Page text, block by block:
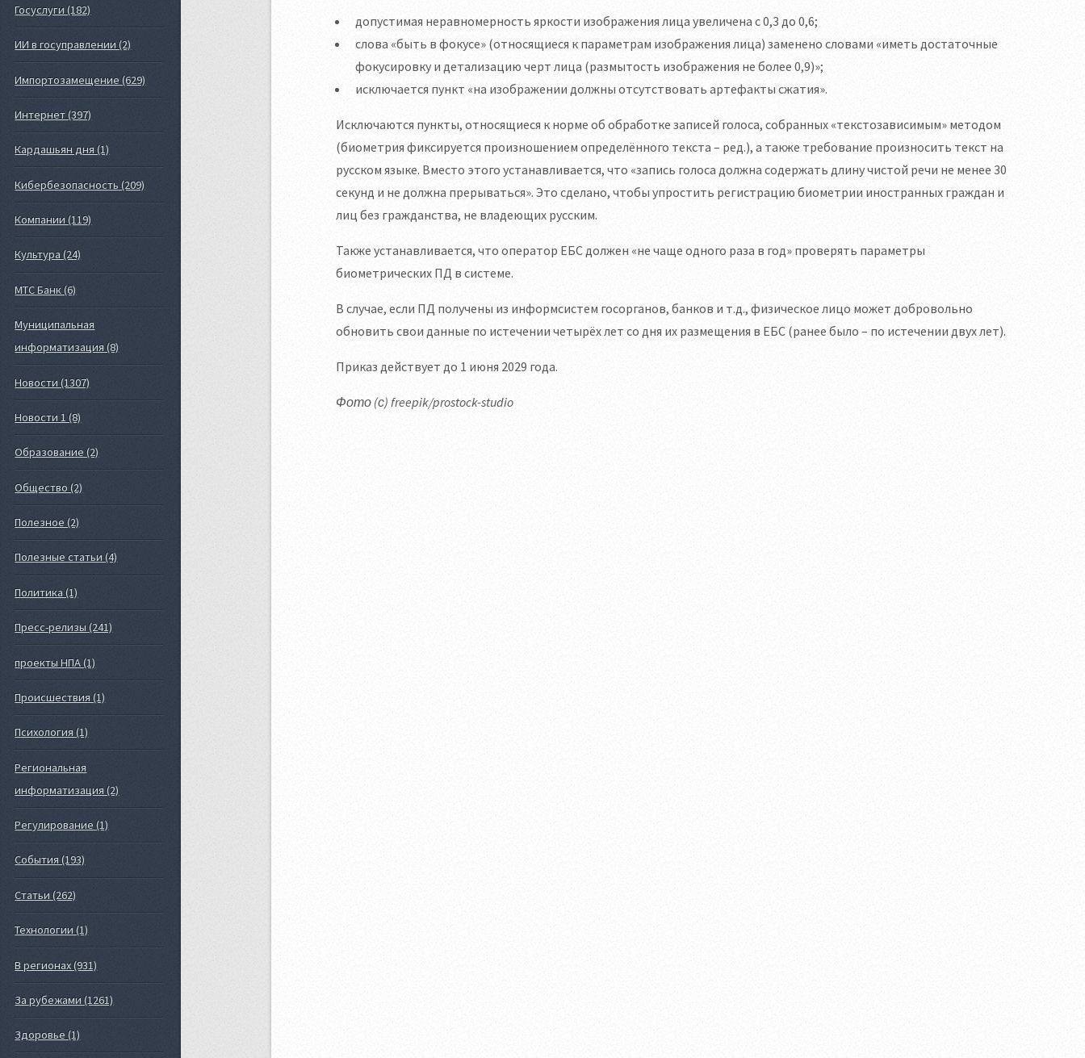
Госуслуги (182)
ИИ в госуправлении (2)
Импортозамещение (629)
Интернет (397)
Кардашьян дня (1)
Кибербезопасность (209)
Компании (119)
Культура (24)
МТС Банк (6)
Муниципальная
информатизация (8)
Новости (1307)
Новости 1 (8)
Образование (2)
Общество (2)
Полезное (2)
Полезные статьи (4)
Политика (1)
Пресс-релизы (241)
проекты НПА (1)
Происшествия (1)
Психология (1)
Региональная
информатизация (2)
Регулирование (1)
События (193)
Статьи (262)
Технологии (1)
В регионах (931)
За рубежами (1261)
Здоровье (1)
допустимая неравномерность яркости изображения лица увеличена с 0,3 до 0,6;
слова «быть в фокусе» (относящиеся к параметрам изображения лица) заменено словами «иметь достаточные
фокусировку и детализацию черт лица (размытость изображения не более 0,9)»;
исключается пункт «на изображении должны отсутствовать артефакты сжатия».
Исключаются пункты, относящиеся к норме об обработке записей голоса, собранных «текстозависимым» методом
(биометрия фиксируется произношением определённого текста – ред.), а также требование произносить текст на
русском языке. Вместо этого устанавливается, что «запись голоса должна содержать длину чистой речи не менее 30
секунд и не должна прерываться». Это сделано, чтобы упростить регистрацию биометрии иностранных граждан и
лиц без гражданства, не владеющих русским.
Также устанавливается, что оператор ЕБС должен «не чаще одного раза в год» проверять параметры
биометрических ПД в системе.
В случае, если ПД получены из информсистем госорганов, банков и т.д., физическое лицо может добровольно
обновить свои данные по истечении четырёх лет со дня их размещения в ЕБС (ранее было – по истечении двух лет).
Приказ действует до 1 июня 2029 года.
Фото (с) freepik/prostock-studio